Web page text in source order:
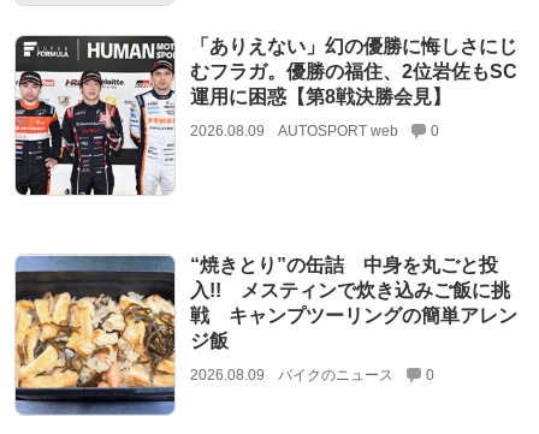
「ありえない」幻の優勝に悔しさにじ
むフラガ。優勝の福住、2位岩佐もSC
運用に困惑【第8戦決勝会見】
2026.08.09 AUTOSPORT web 0
“焼きとり”の缶詰 中身を丸ごと投
入!! メスティンで炊き込みご飯に挑
戦 キャンプツーリングの簡単アレン
ジ飯
2026.08.09 バイクのニュース 0